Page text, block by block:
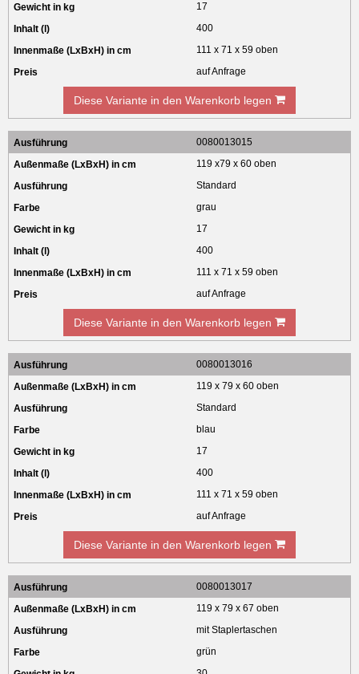
17
400
111 x 71 x 59 oben
auf Anfrage
Diese Variante in den Warenkorb legen
0080013015
119 x79 x 60 oben
Standard
grau
17
400
111 x 71 x 59 oben
auf Anfrage
Diese Variante in den Warenkorb legen
0080013016
119 x 79 x 60 oben
Standard
blau
17
400
111 x 71 x 59 oben
auf Anfrage
Diese Variante in den Warenkorb legen
0080013017
119 x 79 x 67 oben
mit Staplertaschen
grün